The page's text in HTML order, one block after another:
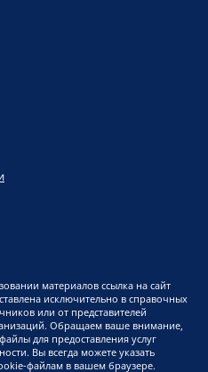
материалов ссылка на сайт
исключительно в справочных
или от представителей
Обращаем ваше внимание,
для предоставления услуг
Вы всегда можете указать
файлам в вашем браузере.